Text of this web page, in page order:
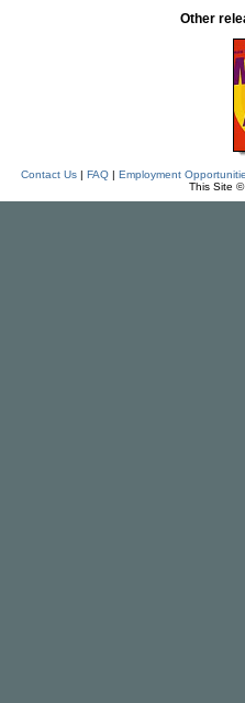
Other
Contact Us| FAQ| Employment
This Site